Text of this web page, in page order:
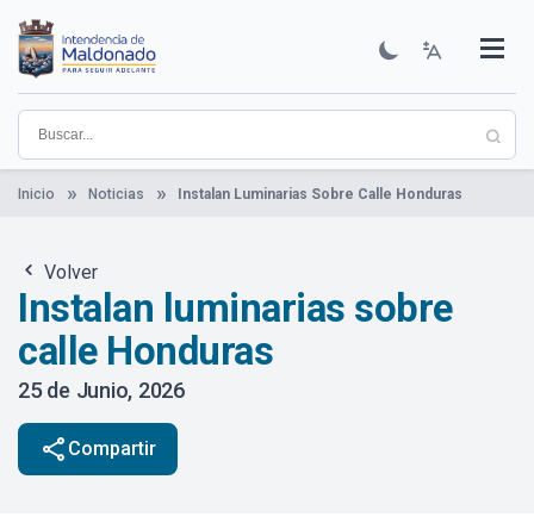
contenido
principal
Institucional
Municipios
Descubre Maldonado
Comunicación
Servicios
Guía De Trámites
Ver Noticias
Inicio Noticias Instalan Luminarias Sobre Calle Honduras
Volver
Instalan luminarias sobre
calle Honduras
25 de Junio, 2026
share Compartir